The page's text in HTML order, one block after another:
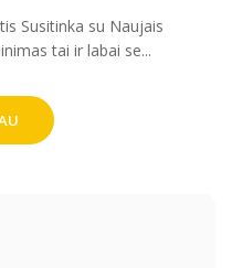
Susitinka su Naujais
tai ir labai se...